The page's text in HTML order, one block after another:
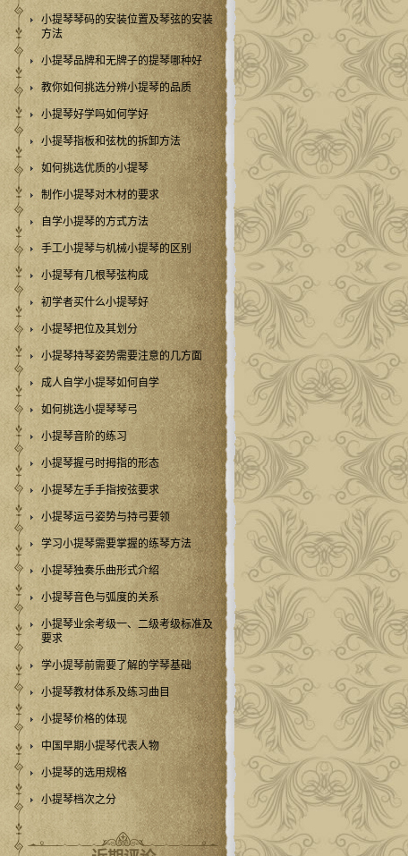
小提琴琴码的安装位置及琴弦的安装
方法
小提琴品牌和无牌子的提琴哪种好
教你如何挑选分辨小提琴的品质
小提琴好学吗如何学好
小提琴指板和弦枕的拆卸方法
如何挑选优质的小提琴
制作小提琴对木材的要求
自学小提琴的方式方法
手工小提琴与机械小提琴的区别
小提琴有几根琴弦构成
初学者买什么小提琴好
小提琴把位及其划分
小提琴持琴姿势需要注意的几方面
成人自学小提琴如何自学
如何挑选小提琴琴弓
小提琴音阶的练习
小提琴握弓时拇指的形态
小提琴左手手指按弦要求
小提琴运弓姿势与持弓要领
学习小提琴需要掌握的练琴方法
小提琴独奏乐曲形式介绍
小提琴音色与弧度的关系
小提琴业余考级一、二级考级标准及
要求
学小提琴前需要了解的学琴基础
小提琴教材体系及练习曲目
小提琴价格的体现
中国早期小提琴代表人物
小提琴的选用规格
小提琴档次之分